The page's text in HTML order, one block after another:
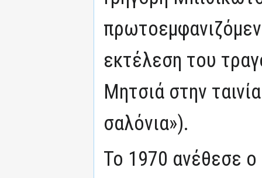
εκτέλεση του
Μητσιά στην
σαλόνια»).
Το 1970 ανέθεσε